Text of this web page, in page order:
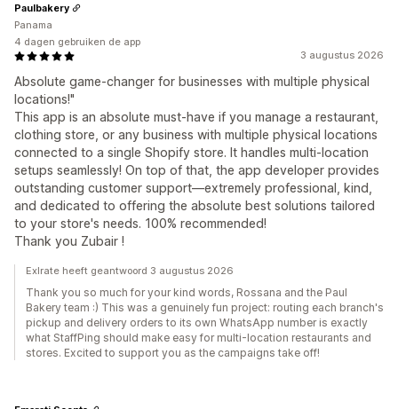
3 augustus 2026
Absolute game-changer for businesses with multiple physical
locations!"
This app is an absolute must-have if you manage a restaurant,
clothing store, or any business with multiple physical locations
connected to a single Shopify store. It handles multi-location
setups seamlessly! On top of that, the app developer provides
outstanding customer support—extremely professional, kind,
and dedicated to offering the absolute best solutions tailored
to your store's needs. 100% recommended!
Thank you Zubair !
Paulbakery
Panama
4 dagen gebruiken de app
Exlrate heeft geantwoord 3 augustus 2026
Thank you so much for your kind words, Rossana and the Paul
Bakery team :) This was a genuinely fun project: routing each branch's
pickup and delivery orders to its own WhatsApp number is exactly
what StaffPing should make easy for multi-location restaurants and
stores. Excited to support you as the campaigns take off!